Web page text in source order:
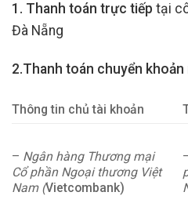
1. Thanh toán trực tiếp tại
Đà Nẵng
2.Thanh toán chuyển khoản
Thông tin chủ tài khoản
– Ngân hàng Thương mại
Cổ phần Ngoại thương Việt
Nam (Vietcombank)